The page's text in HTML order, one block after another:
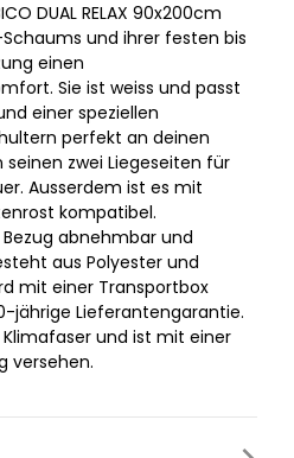
DUAL RELAX 90x200cm
und ihrer festen bis
einen
Sie ist weiss und passt
einer speziellen
perfekt an deinen
seinen zwei Liegeseiten für
Ausserdem ist es mit
kompatibel.
abnehmbar und
aus Polyester und
mit einer Transportbox
jährige Lieferantengarantie.
und ist mit einer
versehen.